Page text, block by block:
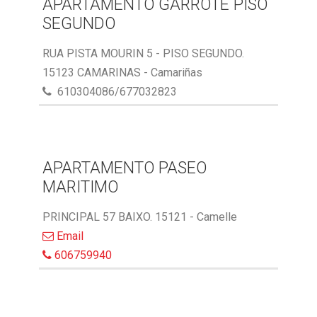
APARTAMENTO GARROTE PISO
SEGUNDO
RUA PISTA MOURIN 5 - PISO SEGUNDO.
15123 CAMARINAS - Camariñas
610304086/677032823
APARTAMENTO PASEO
MARITIMO
PRINCIPAL 57 BAIXO. 15121 - Camelle
Email
606759940